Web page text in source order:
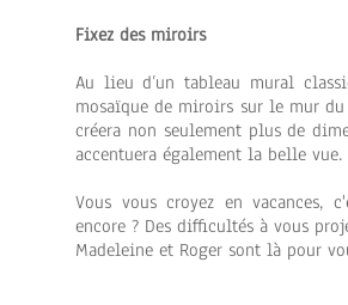
Fixez des miroirs
Au lieu d’un tableau mural
mosaïque de miroirs sur le mur
créera non seulement plus de
accentuera également la belle vue.
Vous vous croyez en vacances,
encore ? Des difficultés à vous
Madeleine et Roger sont là pour